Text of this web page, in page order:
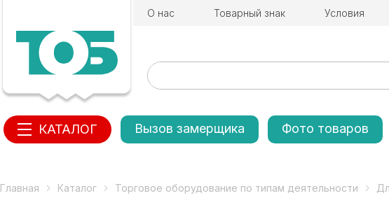
О нас Товарный знак Условия
КАТАЛОГ Вызов замерщика Фото товаров
Главная Каталог Торговое оборудование по типам деятельности